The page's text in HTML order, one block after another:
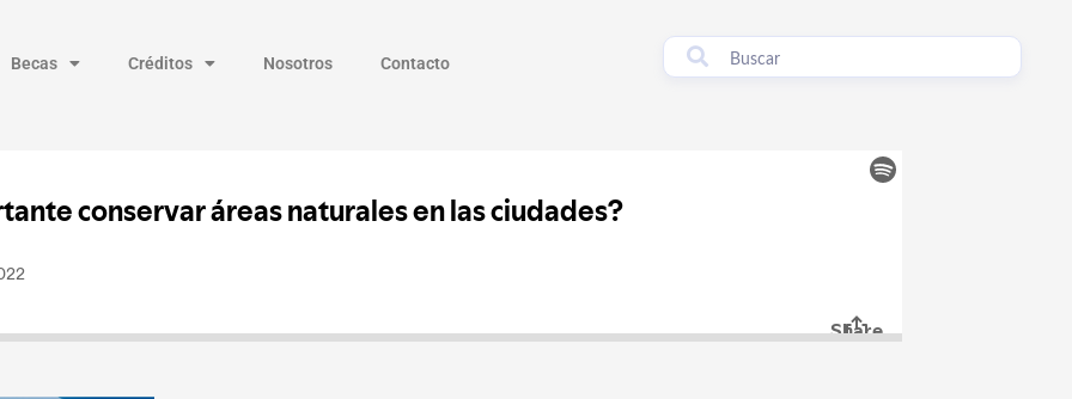
Becas Créditos Nosotros Contacto